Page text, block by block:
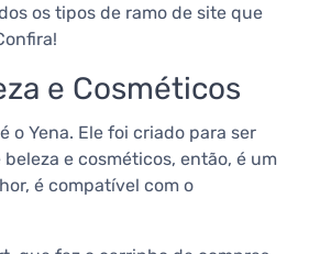
os tipos de ramo de site que
e Cosméticos
o Yena. Ele foi criado para ser
e cosméticos, então, é um
é compatível com o